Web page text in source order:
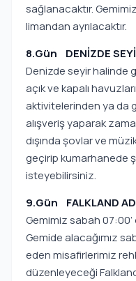
sağlanacaktır.
limandan ayrılacaktır.
8.Gün DENİZDE
Denizde seyir halinde
açık ve kapalı
aktivitelerinden ya da
alışveriş yaparak
dışında şovlar ve
geçirip kumarhanede
isteyebilirsiniz.
9.Gün FALKLAND
Gemimiz sabah
Gemide alacağımız
eden misafirlerimiz
düzenleyeceği